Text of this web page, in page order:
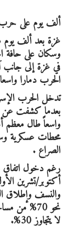
ألف يوم على
غزة بعد ألف
وسكان على حافة
في غزة إلى
الحرب دمارا
تدخل الحرب
بعدما كشفت عن
واسعاً طال معظم
محطات عسكرية
الصراع .
والنسف وإطلاق
نحو 70%
لا يتجاوز 30%.